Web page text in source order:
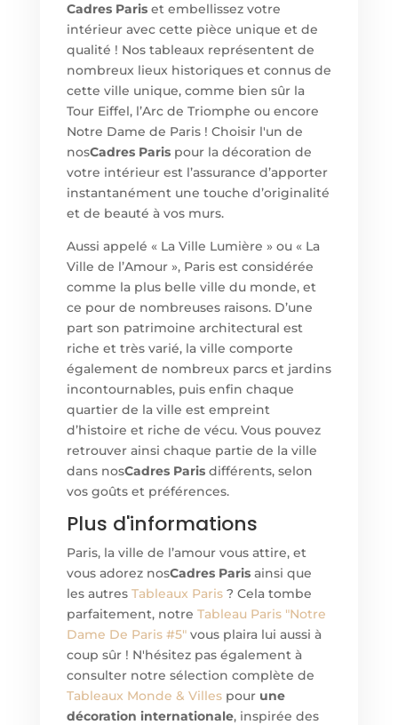
Cadres Pariset embellissez votre
intérieur avec cette pièce unique et de
qualité ! Nos tableaux représentent de
nombreux lieux historiques et connus de
cette ville unique, comme bien sûr la
Tour Eiffel, l’Arc de Triomphe ou encore
Notre Dame de Paris ! Choisir l'un de
nosCadres Parispour la décoration de
votre intérieur est l’assurance d’apporter
instantanément une touche d’originalité
et de beauté à vos murs.
Aussi appelé « La Ville Lumière » ou « La
Ville de l’Amour », Paris est considérée
comme la plus belle ville du monde, et
ce pour de nombreuses raisons. D’une
part son patrimoine architectural est
riche et très varié, la ville comporte
également de nombreux parcs et jardins
incontournables, puis enfin chaque
quartier de la ville est empreint
d’histoire et riche de vécu. Vous pouvez
retrouver ainsi chaque partie de la ville
dans nosCadres Parisdifférents, selon
vos goûts et préférences.
Plus d'informations
Paris, la ville de l’amour vous attire, et
vous adorez nosCadres Parisainsi que
les autres Tableaux Paris? Cela tombe
parfaitement, notre Tableau Paris "Notre
Dame De Paris #5"vous plaira lui aussi à
coup sûr ! N'hésitez pas également à
consulter notre sélection complète de
Tableaux Monde & Villespour une
décoration internationale, inspirée des